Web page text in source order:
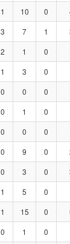
1 10 0
3 7 1
2 1 0
1 3 0
0 0 0
0 1 0
0 0 0
0 9 0
0 3 0
1 5 0
1 15 0
0 1 0